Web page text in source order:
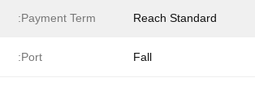
Reach Standard
Payment Term:
Fall
Port: